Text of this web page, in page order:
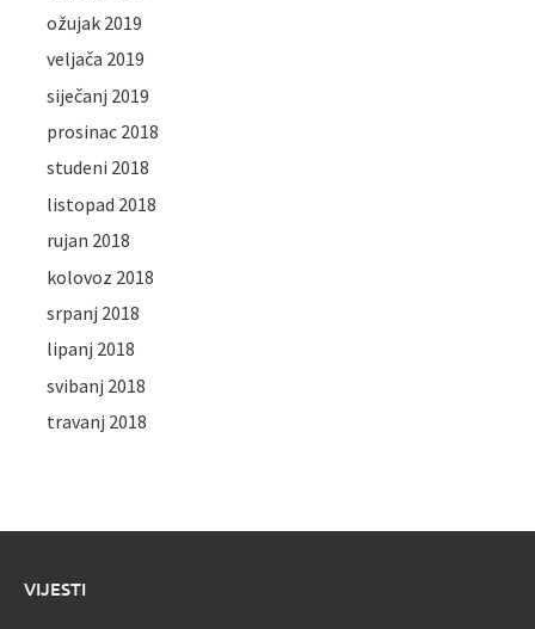
ožujak 2019
veljača 2019
siječanj 2019
prosinac 2018
studeni 2018
listopad 2018
rujan 2018
kolovoz 2018
srpanj 2018
lipanj 2018
svibanj 2018
travanj 2018
VIJESTI